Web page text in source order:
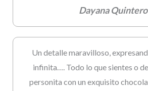
Dayana Quintero
Un detalle maravilloso,
infinita…. Todo lo que sientes o
personita con un exquisito